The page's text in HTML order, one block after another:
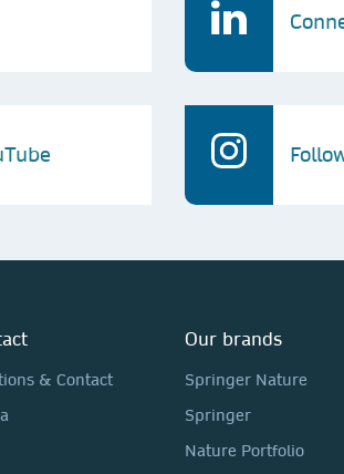
& Contact
Our brands
Springer Nature
Springer
Nature Portfolio